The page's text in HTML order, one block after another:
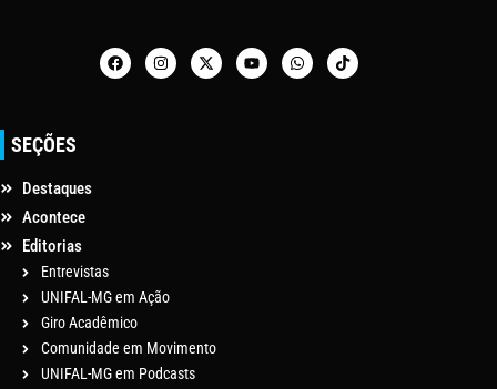
SEÇÕES
Destaques
Acontece
Editorias
Entrevistas
UNIFAL-MG em Ação
Giro Acadêmico
Comunidade em Movimento
UNIFAL-MG em Podcasts